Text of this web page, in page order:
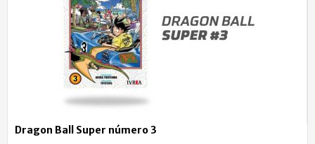
Dragon Ball Super número 3